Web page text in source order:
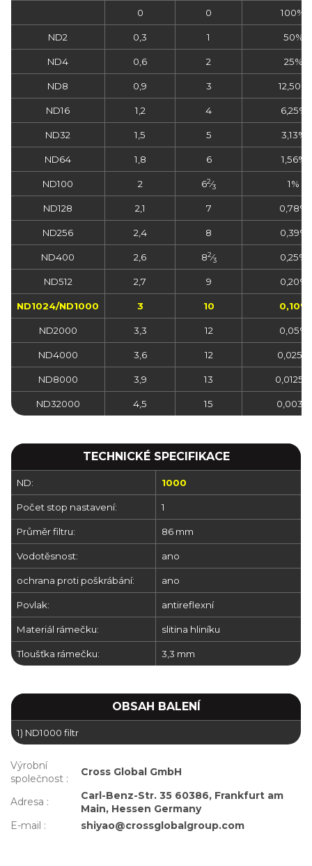
0 0 100%
ND2 0,3 1 50%
ND4 0,6 2 25%
ND8 0,9 3 12,50%
ND16 1,2 4 6,25%
ND32 1,5 5 3,13%
ND64 1,8 6 1,56%
ND100 2 62⁄3 1%
ND128 2,1 7 0,78%
ND256 2,4 8 0,39%
ND400 2,6 82⁄3 0,25%
ND512 2,7 9 0,20%
ND1024/ND1000 3 10 0,10%
ND2000 3,3 12 0,05%
ND4000 3,6 12 0,025%
ND8000 3,9 13 0,0125%
ND32000 4,5 15 0,003%
TECHNICKÉ SPECIFIKACE
ND: 1000
Počet stop nastavení: 1
Průměr filtru: 86 mm
Vodotěsnost: ano
ochrana proti poškrábání: ano
Povlak: antireflexní
Materiál rámečku: slitina hliníku
Tloušťka rámečku: 3,3 mm
OBSAH BALENÍ
1) ND1000 filtr
Výrobní
společnost :
Cross Global GmbH
Adresa :
Carl-Benz-Str. 35 60386, Frankfurt am
Main, Hessen Germany
E-mail : shiyao@crossglobalgroup.com